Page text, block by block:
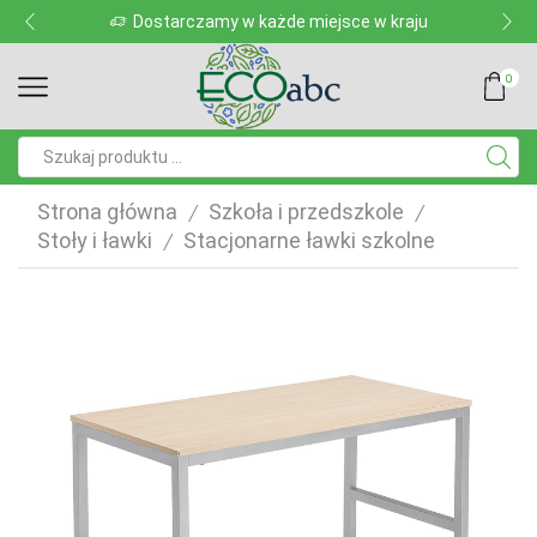
Dostarczamy w każde miejsce w kraju
0
Strona główna / Szkoła i przedszkole /
Stoły i ławki / Stacjonarne ławki szkolne